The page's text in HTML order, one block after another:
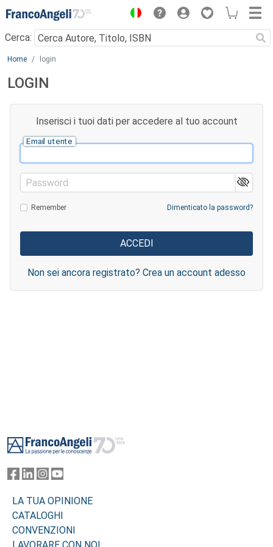
Menu
Cerca:
Main content
Home login
LOGIN
Inserisci i tuoi dati per accedere al tuo account
Email utente
Password
Remember Dimenticato la password?
Non sei ancora registrato? Crea un account adesso
LA TUA OPINIONE
CATALOGHI
CONVENZIONI